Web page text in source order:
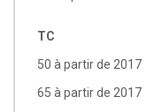
TC
50 à partir de 2017
65 à partir de 2017